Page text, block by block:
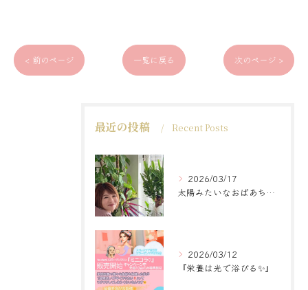
< 前のページ 一覧に戻る 次のページ >
最近の投稿 Recent Posts
2026/03/17
太陽みたいなおばあちゃんに
2026/03/12
『栄養は光で浴びる✨』